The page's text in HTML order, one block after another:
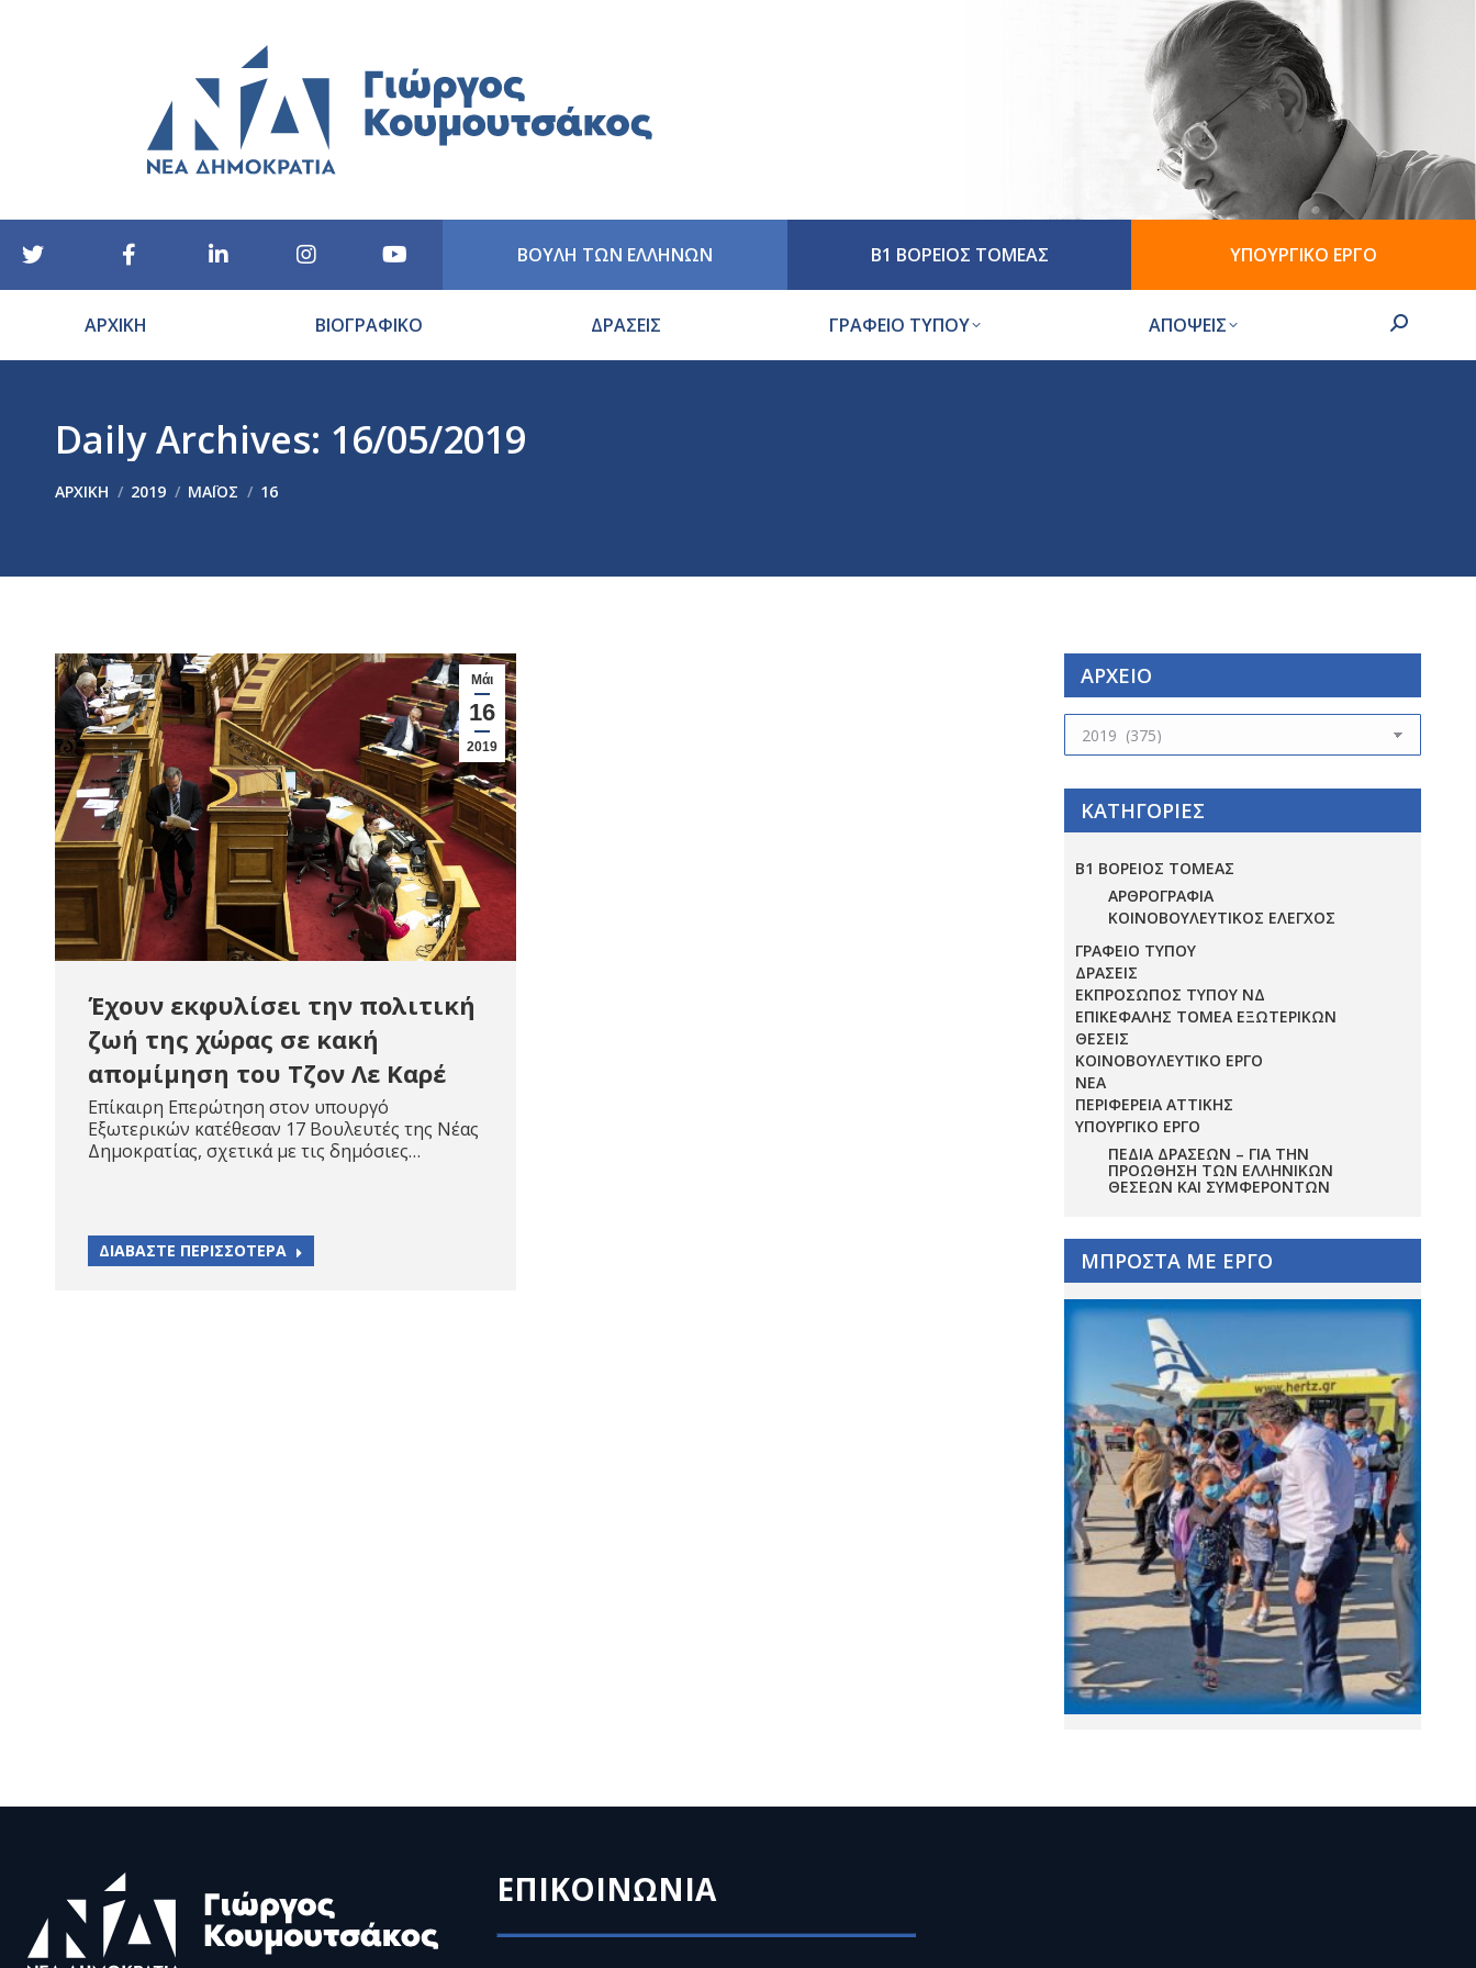
ΒΟΥΛΗ ΤΩΝ ΕΛΛΗΝΩΝ Β1 ΒΟΡΕΙΟΣ ΤΟΜΕΑΣ ΥΠΟΥΡΓΙΚΟ ΕΡΓΟ
ΑΡΧΙΚΗ ΒΙΟΓΡΑΦΙΚΟ ΔΡΑΣΕΙΣ ΓΡΑΦΕΙΟ ΤΥΠΟΥ ΑΠΟΨΕΙΣ Search:
Daily Archives: 16/05/2019
ΑΡΧΙΚΉ 2019 ΜΆΙΟΣ 16
Μάι
16
2019
Έχουν εκφυλίσει την πολιτική
ζωή της χώρας σε κακή
απομίμηση του Τζον Λε Καρέ
Επίκαιρη Επερώτηση στον υπουργό
Εξωτερικών κατέθεσαν 17 Βουλευτές της Νέας
Δημοκρατίας, σχετικά με τις δημόσιες…
ΔΙΑΒΑΣΤΕ ΠΕΡΙΣΣΟΤΕΡΑ
ΑΡΧΕΙΟ
ΑΡΧΕΙΟ
ΚΑΤΗΓΟΡΙΕΣ
Β1 ΒΟΡΕΙΟΣ ΤΟΜΕΑΣ
ΑΡΘΡΟΓΡΑΦΙΑ
ΚΟΙΝΟΒΟΥΛΕΥΤΙΚΟΣ ΕΛΕΓΧΟΣ
ΓΡΑΦΕΙΟ ΤΥΠΟΥ
ΔΡΑΣΕΙΣ
ΕΚΠΡΟΣΩΠΟΣ ΤΥΠΟΥ ΝΔ
ΕΠΙΚΕΦΑΛΗΣ ΤΟΜΕΑ ΕΞΩΤΕΡΙΚΩΝ
ΘΕΣΕΙΣ
ΚΟΙΝΟΒΟΥΛΕΥΤΙΚΟ ΕΡΓΟ
ΝΕΑ
ΠΕΡΙΦΕΡΕΙΑ ΑΤΤΙΚΗΣ
ΥΠΟΥΡΓΙΚΟ ΕΡΓΟ
ΠΕΔΊΑ ΔΡΆΣΕΩΝ – ΓΙΑ ΤΗΝ
ΠΡΟΏΘΗΣΗ ΤΩΝ ΕΛΛΗΝΙΚΏΝ
ΘΈΣΕΩΝ ΚΑΙ ΣΥΜΦΕΡΌΝΤΩΝ
ΜΠΡΟΣΤΑ ΜΕ ΕΡΓΟ
ΕΠΙΚΟΙΝΩΝΙΑ